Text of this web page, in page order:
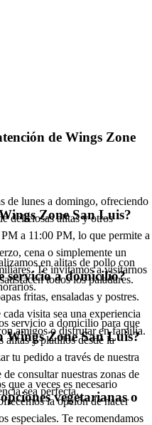
de Wings Zone
de lunes a domingo, ofreciendo
deliciosas alitas y otros
a 11:00 PM, lo que permite a
cena o simplemente un
Te invitamos a visitarnos
Zone San Luis?
en alitas de pollo con
todos los paladares.
fritas, ensaladas y postres.
visita sea una experiencia
amigos o disfrutar en familia.
servicio a domicilio?
servicio a domicilio para que
alitas y platillos desde la
tu pedido a través de nuestra
consultar nuestras zonas de
sea perfecta.
Wings Zone San Luis?
que a veces es necesario
la opción de hacer
especiales. Te recomendamos
vegetarianas o